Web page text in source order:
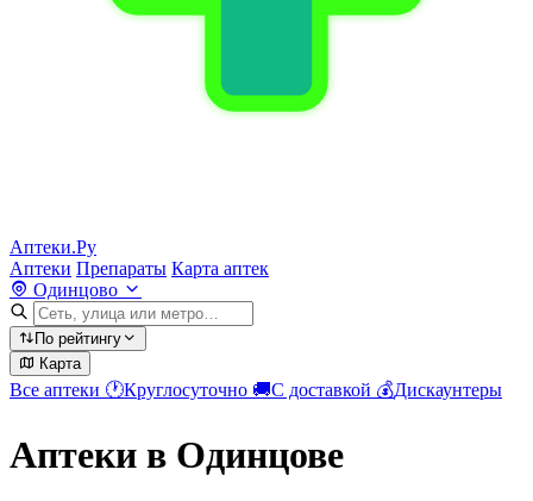
Аптеки.Ру
Аптеки Препараты Карта аптек
Одинцово
По рейтингу
Карта
Все аптеки 🕐Круглосуточно 🚚С доставкой 💰Дискаунтеры
Аптеки в Одинцове